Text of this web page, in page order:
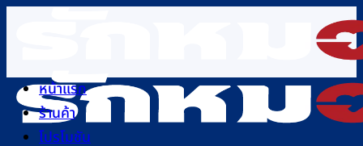
เนื้อหาหน้าแรก
ร้านค้า
โปรโมชัน